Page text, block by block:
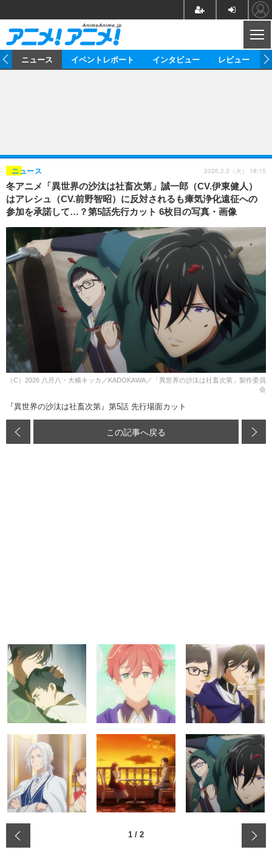
ゲーム グッズ
イベント 海外
海外イベント ビジネス
俳優・タレント アーティスト
ビジネス
アニメ 実写
書評 イベント
ゲーム 座談会
動画
アニメ 映画/ドラマ
アニメ！アニメ！TV ABEMA Cafe
連載・コラム
ニュース イベントレポート インタビュー レビュー
冬アニメ「異世界の沙汰は社畜次第」誠一郎（CV.伊東健人）
はアレシュ（CV.前野智昭）に反対されるも瘴気浄化遠征への
参加を承諾して…？第5話先行カット 6枚目の写真・画像
ニュース 2026.2.3（火） 18:15
（C）2026 八月八・大橋キッカ／KADOKAWA／「異世界の沙汰は社畜次第」製作委員
会
『異世界の沙汰は社畜次第』第5話 先行場面カット
この記事へ戻る
1 / 2